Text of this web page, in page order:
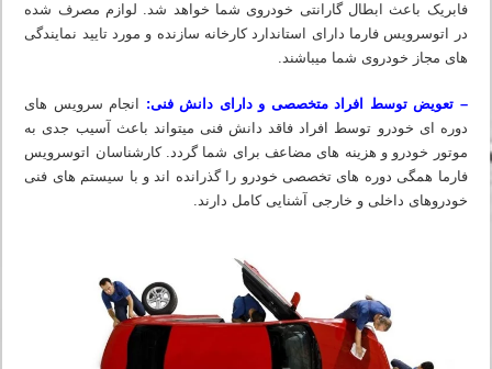
فابریک باعث ابطال گارانتی خودروی شما خواهد شد. لوازم مصرف شده
در اتوسرویس فارما دارای استاندارد کارخانه سازنده و مورد تایید نمایندگی
های مجاز خودروی شما میباشند.
– تعویض توسط افراد متخصصی و دارای دانش فنی: انجام سرویس های
دوره ای خودرو توسط افراد فاقد دانش فنی میتواند باعث آسیب جدی به
موتور خودرو و هزینه های مضاعف برای شما گردد. کارشناسان اتوسرویس
فارما همگی دوره های تخصصی خودرو را گذرانده اند و با سیستم های فنی
خودروهای داخلی و خارجی آشنایی کامل دارند.